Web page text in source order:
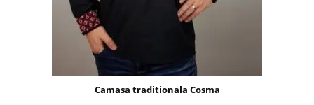
Camasa traditionala Cosma